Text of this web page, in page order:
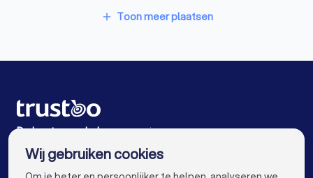
Psychologen in Voorburg
Psychologen in Rotterdam
Psychologen in Utrecht
Psychologen in Eindhoven
add Toon meer plaatsen
De beste psychologen voor jou
Wij gebruiken cookies